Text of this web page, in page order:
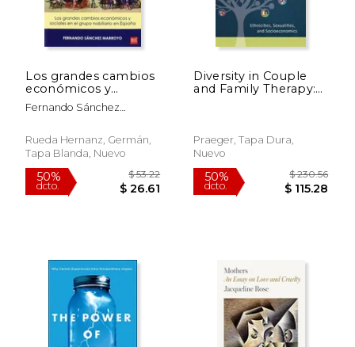
50%
dcto.
$ 61.60
$ 30.80
50%
dcto.
$
$
Los grandes cambios
económicos y
sociales en el grupo
nobiliario en España :
dinámica de
mediados del siglo
Fernando Sánchez
Rueda Hernanz, Germán,
Tapa Blanda, Nuevo
Diversity in Couple
and Family Therapy:
Praeger, Tapa Dura,
Nuevo